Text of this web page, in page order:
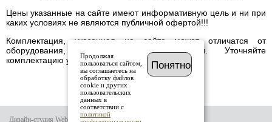
Цены указанные на сайте имеют информативную цель и ни при
каких условиях не являются публичной офертой!!!
Комплектация, указанная на сайте может отличатся от
оборудования, имеющегося в наличии. Уточняйте
комплектацию у менеджера.
Дизайн-студия Website-it
Продолжая
пользоваться сайтом,
вы соглашаетесь на
обработку файлов
cookie и других
пользовательских
данных в
соответствии с
политикой
Понятно